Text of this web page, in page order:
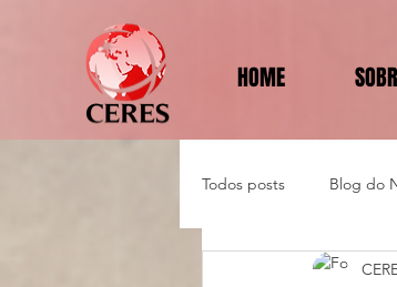
HOME
Todos posts Blog do
Política e Diplomacia